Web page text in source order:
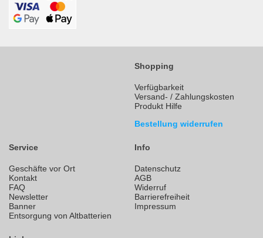
Shopping
Verfügbarkeit
Versand- / Zahlungskosten
Produkt Hilfe
Bestellung widerrufen
Service
Geschäfte vor Ort
Kontakt
FAQ
Newsletter
Banner
Entsorgung von Altbatterien
Info
Datenschutz
AGB
Widerruf
Barrierefreiheit
Impressum